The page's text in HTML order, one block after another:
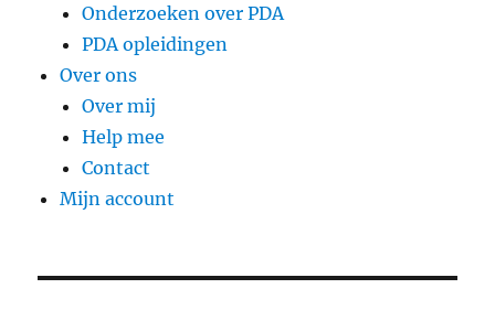
Onderzoeken over PDA
PDA opleidingen
Over ons
Over mij
Help mee
Contact
Mijn account